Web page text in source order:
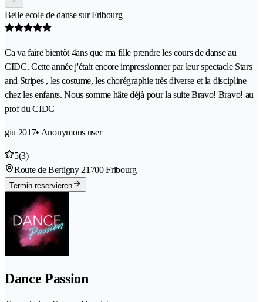
Belle ecole de danse sur Fribourg
Ca va faire bientôt 4ans que ma fille prendre les cours de danse au
CIDC. Cette année j'était encore impressionner par leur spectacle Stars
and Stripes , les costume, les chorégraphie très diverse et la discipline
chez les enfants. Nous somme hâte déjà pour la suite Bravo! Bravo! au
prof du CIDC
giu 2017• Anonymous user
5(3)
Route de Bertigny 21700 Fribourg
Termin reservieren
Dance Passion